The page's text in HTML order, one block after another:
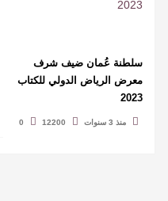
سلطنة عُمان ضيف شرف
معرض الرياض الدولي للكتاب
2023
منذ 3 سنوات 12200
0